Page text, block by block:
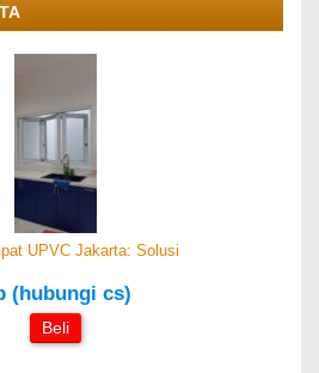
UPVC Jakarta: Solusi
(hubungi cs)
Beli